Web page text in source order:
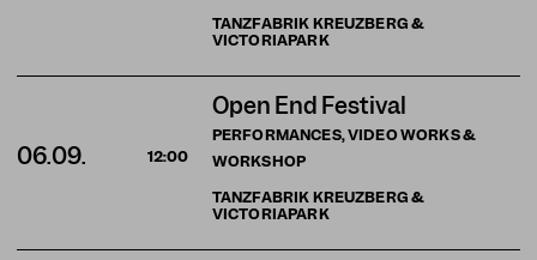
TANZFABRIK KREUZBERG &
VICTORIAPARK
Open End Festival
PERFORMANCES, VIDEO WORKS &
WORKSHOP
06.09.
12:00
TANZFABRIK KREUZBERG &
VICTORIAPARK